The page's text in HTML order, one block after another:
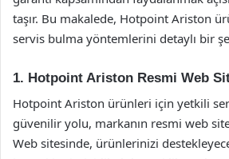
taşır. Bu makalede, Hotpoint Ariston
servis bulma yöntemlerini detaylı bir
1. Hotpoint Ariston Resmi Web
Hotpoint Ariston ürünleri için yetkili
güvenilir yolu, markanın resmi web
Web sitesinde, ürünlerinizi